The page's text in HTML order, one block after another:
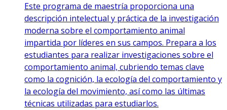
Este programa de maestría proporciona una
descripción intelectual y práctica de la investigación
moderna sobre el comportamiento animal
impartida por líderes en sus campos. Prepara a los
estudiantes para realizar investigaciones sobre el
comportamiento animal, cubriendo temas clave
como la cognición, la ecología del comportamiento y
la ecología del movimiento, así como las últimas
técnicas utilizadas para estudiarlos.